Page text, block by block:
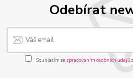
Odebírat
Souhlasím se zpracováním osobních údajů